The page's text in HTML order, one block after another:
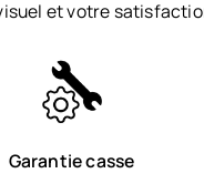
et votre
Garantie casse